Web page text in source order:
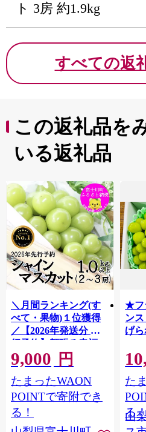
ト 3房 約1.9kg
すべての返
この返礼品を
いる返礼品
＼月間ランキング(す
べて・果物)１位獲得
／【2026年発送分 先
行予約】頬張る幸福
感 〜緑の宝石・ シ
ャインマスカット 〜
１ｋｇ以上（２〜３
房） フルーツ 山梨県
産 果物 くだもの シャ
イン マスカット ぶど
9,000 円
たまったWAON
POINTで寄附でき
る！
★フ
ン
げ
南
ンマ
上
便
た
る！
山